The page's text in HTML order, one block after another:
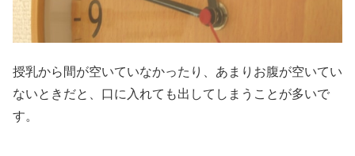
授乳から間が空いていなかったり、あまりお腹が空いてい
ないときだと、口に入れても出してしまうことが多いで
す。